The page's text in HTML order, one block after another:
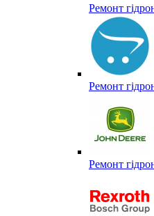
Ремонт
Ремонт
Ремонт